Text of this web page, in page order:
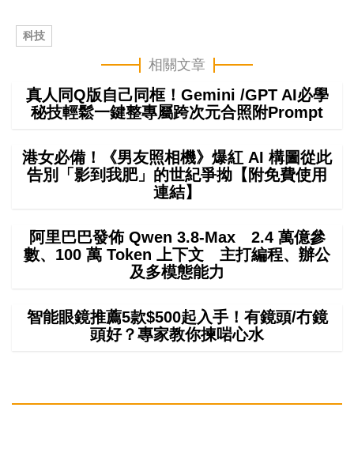
科技
相關文章
真人同Q版自己同框！Gemini /GPT AI必學
秘技輕鬆一鍵整專屬跨次元合照附Prompt
港女必備！《男友照相機》爆紅 AI 構圖從此
告別「影到我肥」的世紀爭拗【附免費使用
連結】
阿里巴巴發佈 Qwen 3.8-Max 2.4 萬億參
數、100 萬 Token 上下文 主打編程、辦公
及多模態能力
智能眼鏡推薦5款$500起入手！有鏡頭/冇鏡
頭好？專家教你揀啱心水